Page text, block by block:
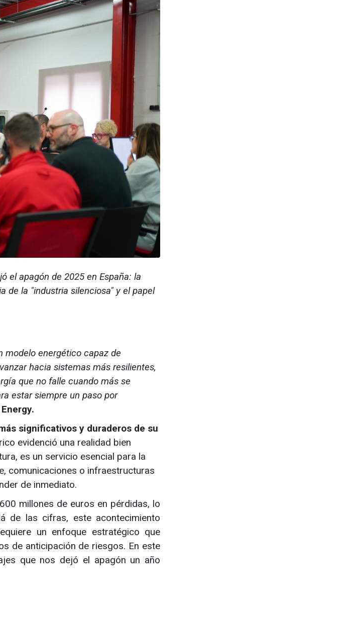
el apagón de 2025 en España: la
de la "industria silenciosa" y el papel
modelo energético capaz de
hacia sistemas más resilientes,
que no falle cuando más se
estar siempre un paso por
significativos y duraderos de su
evidenció una realidad bien
es un servicio esencial para la
comunicaciones o infraestructuras
de inmediato.
millones de euros en pérdidas, lo
de las cifras, este acontecimiento
un enfoque estratégico que
de anticipación de riesgos. En este
que nos dejó el apagón un año